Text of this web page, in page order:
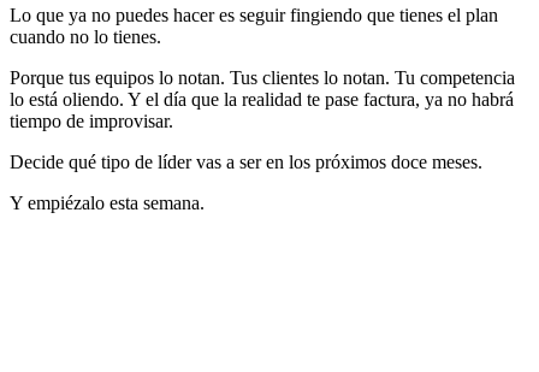
Lo que ya no puedes hacer es seguir fingiendo que tienes el plan
cuando no lo tienes.
Porque tus equipos lo notan. Tus clientes lo notan. Tu competencia
lo está oliendo. Y el día que la realidad te pase factura, ya no habrá
tiempo de improvisar.
Decide qué tipo de líder vas a ser en los próximos doce meses.
Y empiézalo esta semana.